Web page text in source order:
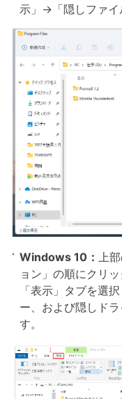
示」→「隠しファイ
Windows 10： 上
ョン」の順にクリ
「表示」タブを選
ー、および隠しド
す。